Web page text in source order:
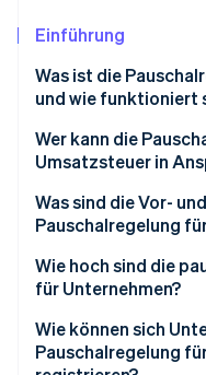
Einführung
Was ist die
und wie funktioniert
Wer kann die
Umsatzsteuer in
Was sind die Vor-
Pauschalregelung
Warum
Wie hoch sind die
für Unternehmen?
Wie können sich
Pauschalregelung